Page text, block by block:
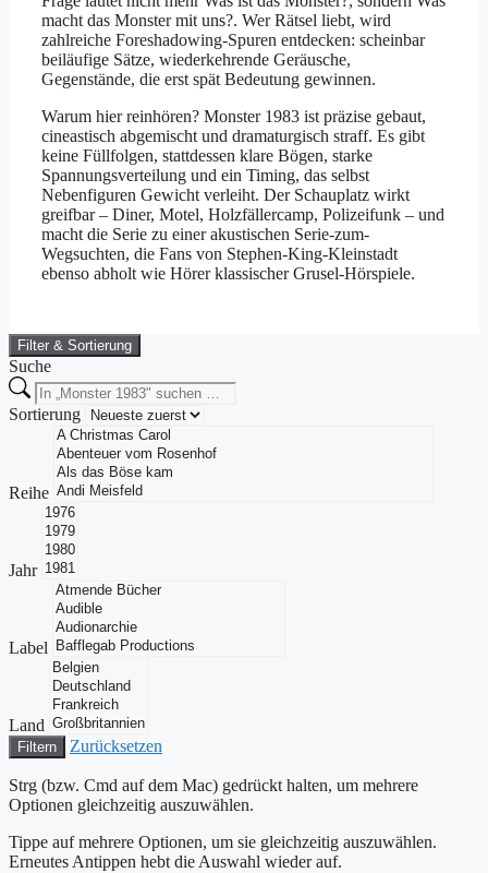
macht das Monster mit uns?. Wer Rätsel liebt, wird
zahlreiche Foreshadowing-Spuren entdecken: scheinbar
beiläufige Sätze, wiederkehrende Geräusche,
Gegenstände, die erst spät Bedeutung gewinnen.
Warum hier reinhören? Monster 1983 ist präzise gebaut,
cineastisch abgemischt und dramaturgisch straff. Es gibt
keine Füllfolgen, stattdessen klare Bögen, starke
Spannungsverteilung und ein Timing, das selbst
Nebenfiguren Gewicht verleiht. Der Schauplatz wirkt
greifbar – Diner, Motel, Holzfällercamp, Polizeifunk – und
macht die Serie zu einer akustischen Serie-zum-
Wegsuchten, die Fans von Stephen-King-Kleinstadt
ebenso abholt wie Hörer klassischer Grusel-Hörspiele.
Filter & Sortierung
Suche
Sortierung
Reihe
Jahr
Label
Land
Filtern Zurücksetzen
Strg (bzw. Cmd auf dem Mac) gedrückt halten, um mehrere
Optionen gleichzeitig auszuwählen.
Tippe auf mehrere Optionen, um sie gleichzeitig auszuwählen.
Erneutes Antippen hebt die Auswahl wieder auf.